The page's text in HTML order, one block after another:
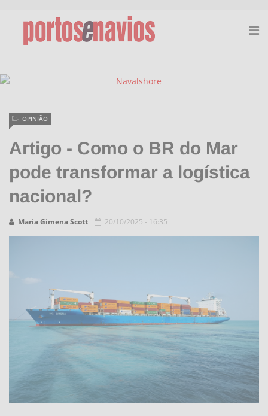
Artigo - Como o BR do Mar
pode transformar a logística
nacional?
Maria Gimena Scott
OPINIÃO
20/10/2025 - 16:35